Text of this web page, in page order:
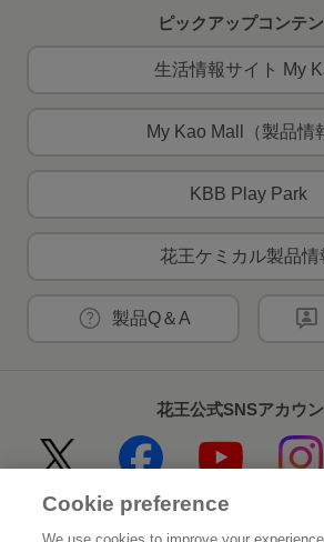
ピックアップコンテ
生活情報サイト My
My Kao Mall（製品情
KBB Play Park
花王ケミカル製品情
製品Q＆A
花王公式SNSアカウ
Home
Cookie preference